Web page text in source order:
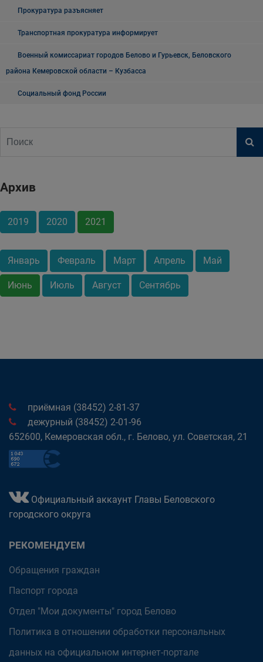
Прокуратура разъясняет
Транспортная прокуратура информирует
Военный комиссариат городов Белово и Гурьевск, Беловского
района Кемеровской области – Кузбасса
Социальный фонд России
Архив
2019 2020 2021
Январь Февраль Март Апрель Май
Июнь Июль Август Сентябрь
приёмная (38452) 2-81-37
дежурный (38452) 2-01-96
652600, Кемеровская обл., г. Белово, ул. Советская, 21
Официальный аккаунт Главы Беловского
городского округа
РЕКОМЕНДУЕМ
Обращения граждан
Паспорт города
Отдел "Мои документы" город Белово
Политика в отношении обработки персональных
данных на официальном интернет-портале